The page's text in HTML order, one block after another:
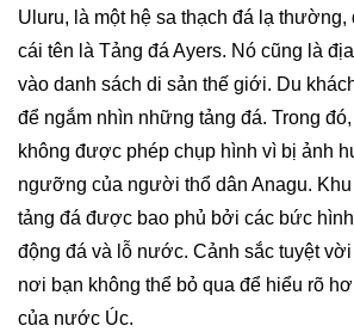
Uluru, là một hệ sa thạch đá lạ
cái tên là Tảng đá Ayers. Nó cũng là
vào danh sách di sản thế giới. Du
để ngắm nhìn những tảng đá. Trong
không được phép chụp hình vì bị ảnh
ngưỡng của người thổ dân Anagu.
tảng đá được bao phủ bởi các bức
động đá và lỗ nước. Cảnh sắc tuyệt
nơi bạn không thể bỏ qua để hiểu rõ
của nước Úc.